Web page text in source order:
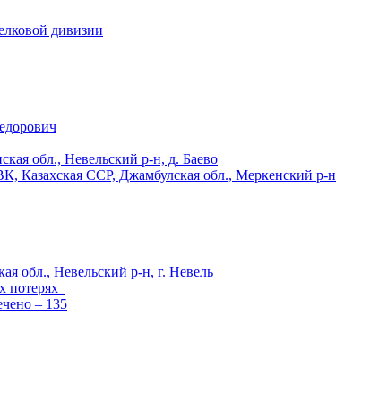
дивизии
обл., Невельский р-н, д. Баево
ССР, Джамбулская обл., Меркенский р-н
обл., Невельский р-н, г. Невель
потерях
– 135